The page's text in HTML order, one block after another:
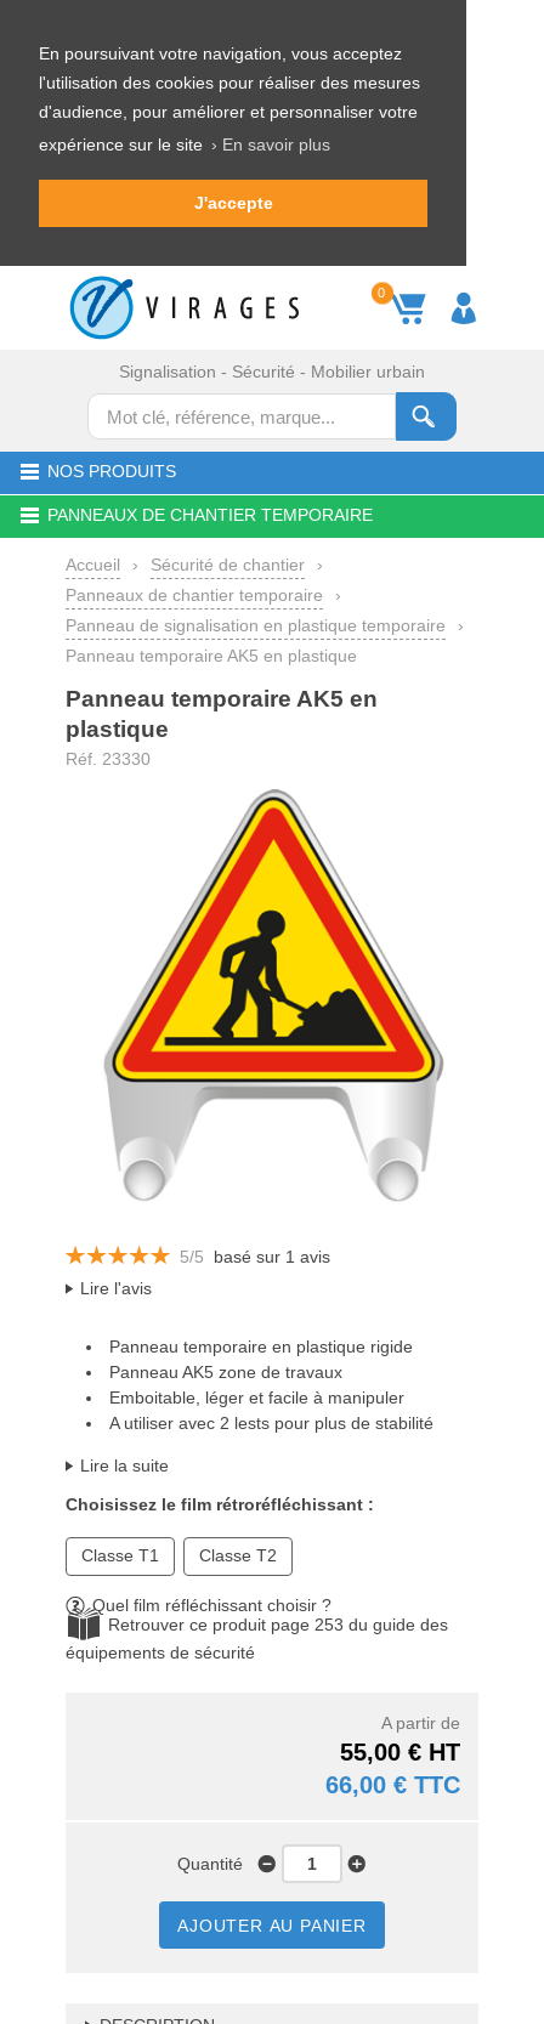
En poursuivant votre navigation, vous acceptez
l'utilisation des cookies pour réaliser des mesures
d'audience, pour améliorer et personnaliser votre
expérience sur le site › En savoir plus
J'accepte
0
Signalisation - Sécurité - Mobilier urbain
NOS PRODUITS
PANNEAUX DE CHANTIER TEMPORAIRE
Accueil › Sécurité de chantier
›
Panneaux de chantier temporaire
›
Panneau de signalisation en plastique temporaire
›
Panneau temporaire AK5 en plastique
Panneau temporaire AK5 en
plastique
Réf. 23330
5/5 basé sur 1 avis
Lire l'avis
Panneau temporaire en plastique rigide
Panneau AK5 zone de travaux
Emboitable, léger et facile à manipuler
A utiliser avec 2 lests pour plus de stabilité
Lire la suite
Choisissez le film rétroréfléchissant :
Classe T1 Classe T2
Quel film réfléchissant choisir ?
Retrouver ce produit page 253 du guide des
équipements de sécurité
A partir de
55,00 € HT
66,00 € TTC
Quantité
AJOUTER AU PANIER